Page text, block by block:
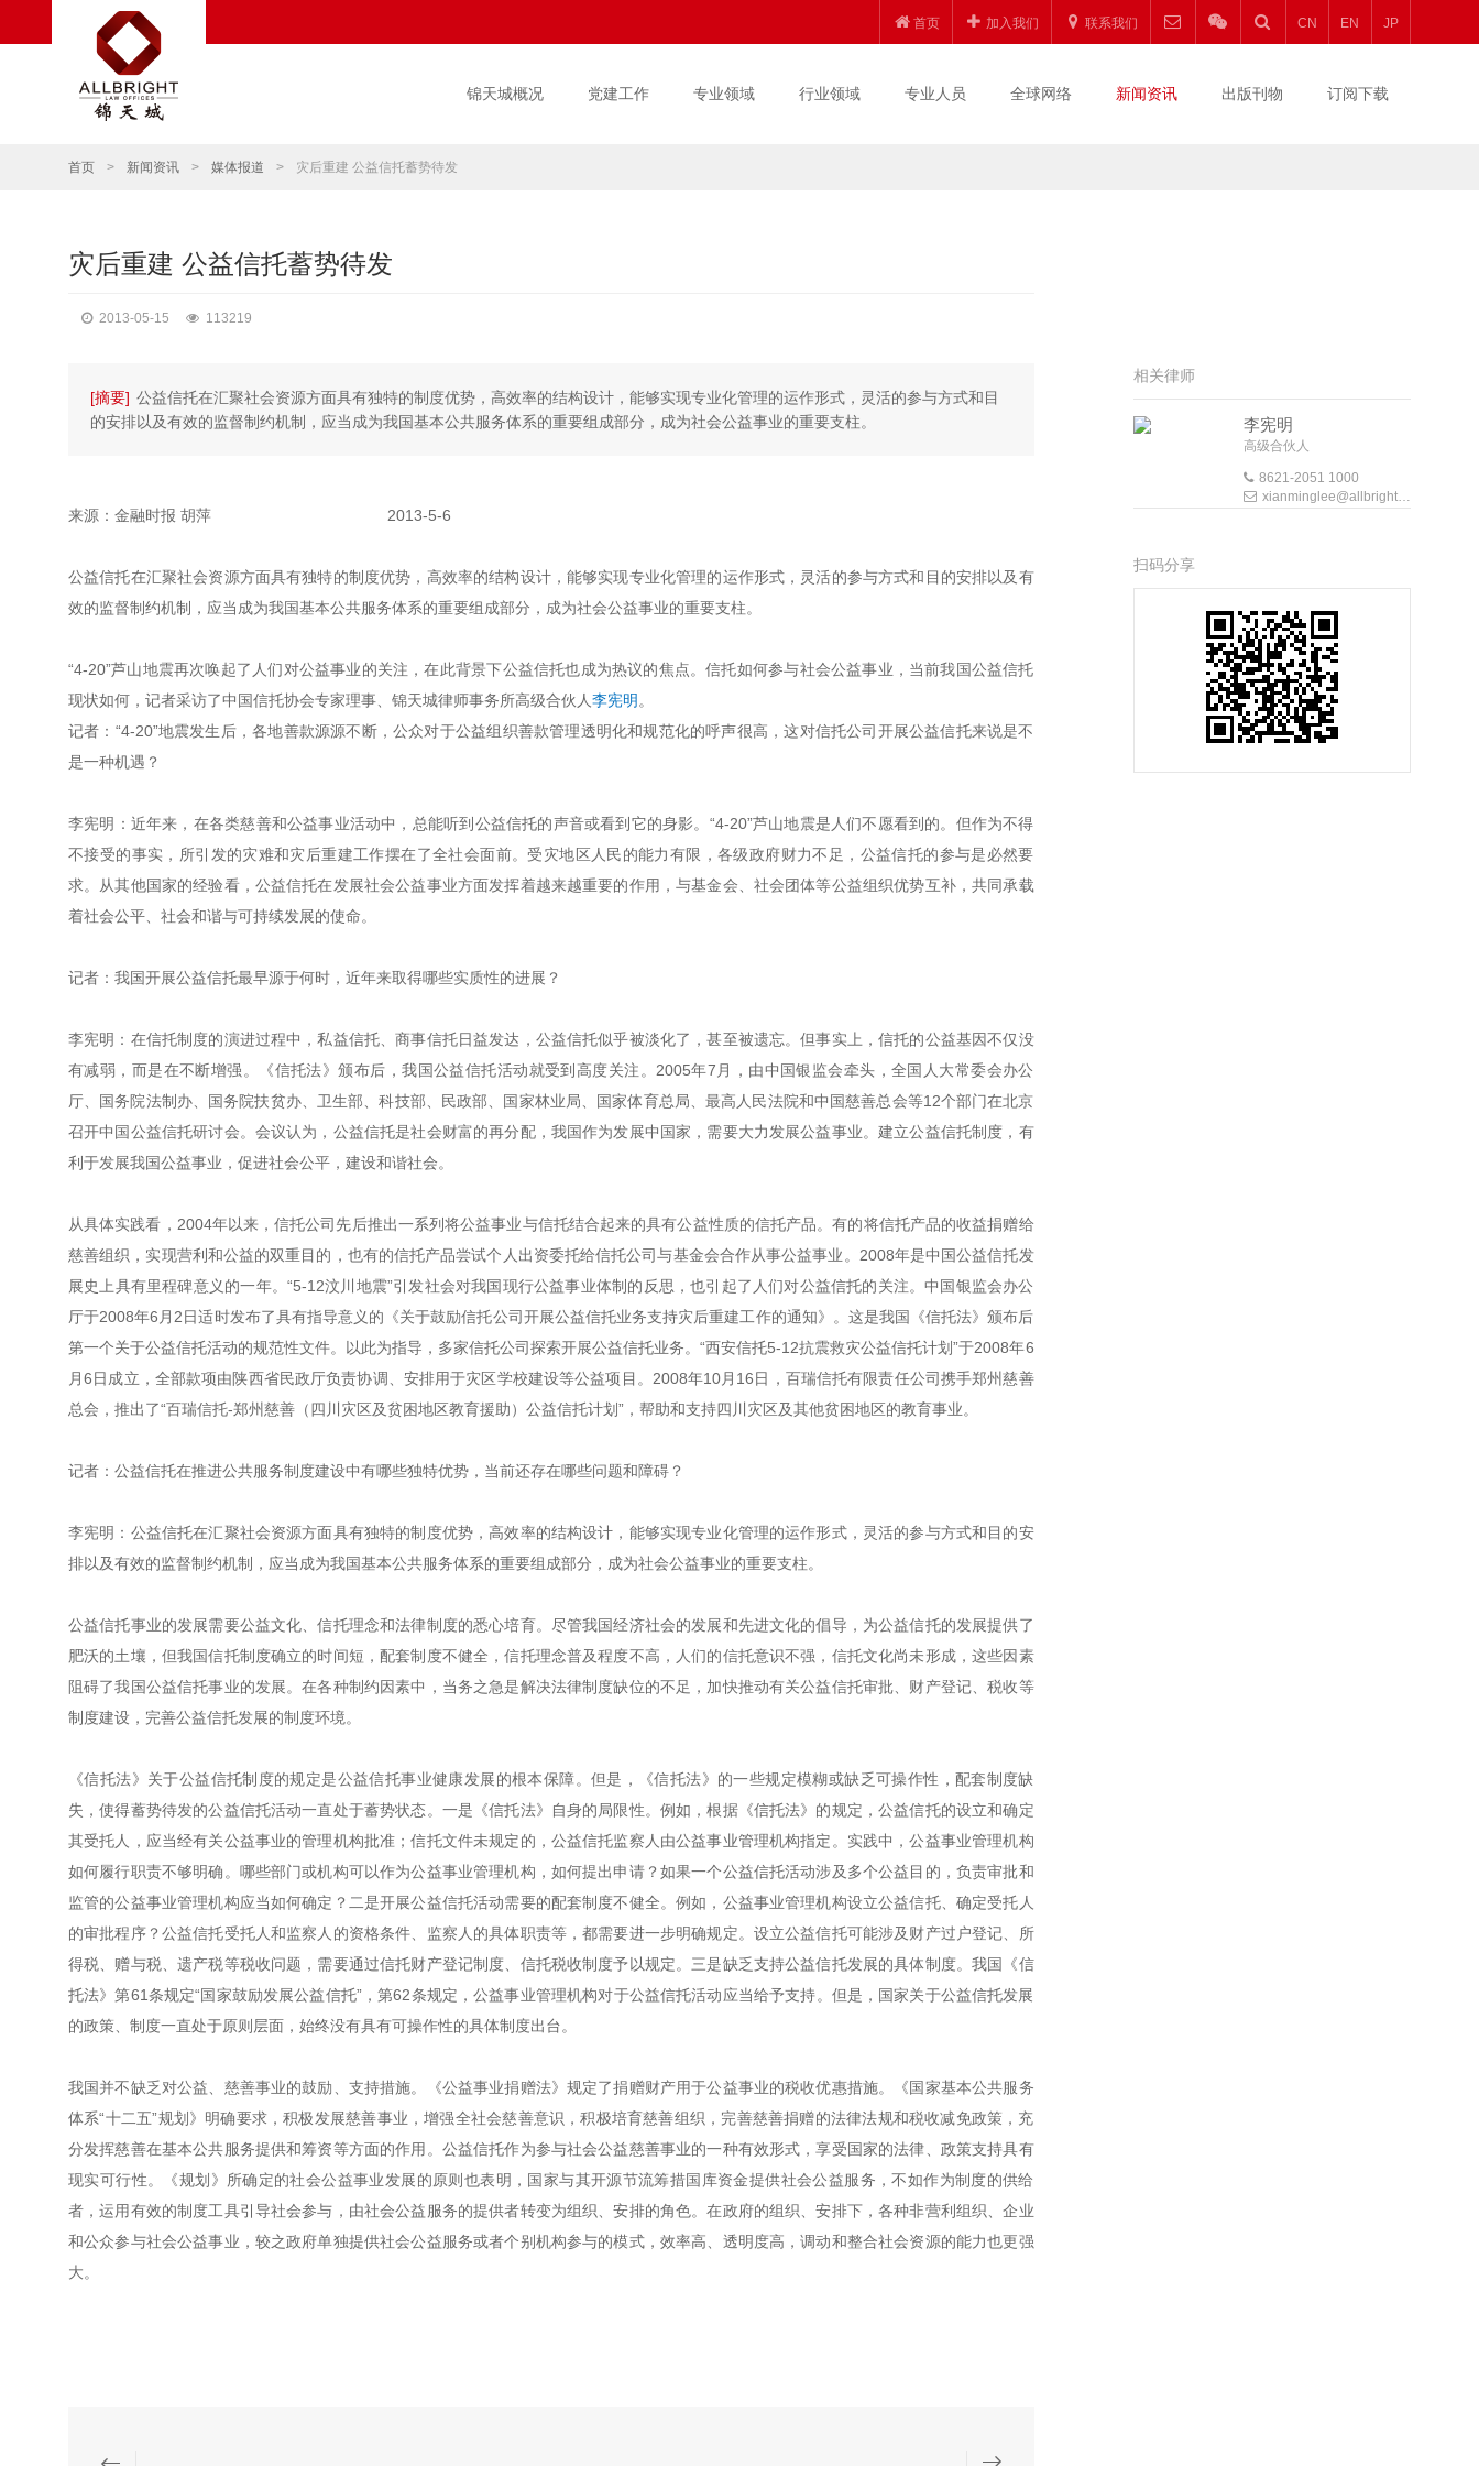
首页 加入我们 联系我们 CN EN JP
锦天城概况 党建工作 专业领域 行业领域 专业人员 全球网络 新闻资讯 出版刊物 订阅下载
首页 > 新闻资讯 > 媒体报道 > 灾后重建 公益信托蓄势待发
灾后重建 公益信托蓄势待发
2013-05-15 113219
[摘要] 公益信托在汇聚社会资源方面具有独特的制度优势，高效率的结构设计，能够实现专业化管理的运作形式，灵活的参与方式和目
的安排以及有效的监督制约机制，应当成为我国基本公共服务体系的重要组成部分，成为社会公益事业的重要支柱。
来源：金融时报 胡萍 2013-5-6
公益信托在汇聚社会资源方面具有独特的制度优势，高效率的结构设计，能够实现专业化管理的运作形式，灵活的参与方式和目的安排以及有
效的监督制约机制，应当成为我国基本公共服务体系的重要组成部分，成为社会公益事业的重要支柱。
“4-20”芦山地震再次唤起了人们对公益事业的关注，在此背景下公益信托也成为热议的焦点。信托如何参与社会公益事业，当前我国公益信托
现状如何，记者采访了中国信托协会专家理事、锦天城律师事务所高级合伙人李宪明 。
记者：“4-20”地震发生后，各地善款源源不断，公众对于公益组织善款管理透明化和规范化的呼声很高，这对信托公司开展公益信托来说是不
是一种机遇？
李宪明：近年来，在各类慈善和公益事业活动中，总能听到公益信托的声音或看到它的身影。“4-20”芦山地震是人们不愿看到的。但作为不得
不接受的事实，所引发的灾难和灾后重建工作摆在了全社会面前。受灾地区人民的能力有限，各级政府财力不足，公益信托的参与是必然要
求。从其他国家的经验看，公益信托在发展社会公益事业方面发挥着越来越重要的作用，与基金会、社会团体等公益组织优势互补，共同承载
着社会公平、社会和谐与可持续发展的使命。
记者：我国开展公益信托最早源于何时，近年来取得哪些实质性的进展？
李宪明：在信托制度的演进过程中，私益信托、商事信托日益发达，公益信托似乎被淡化了，甚至被遗忘。但事实上，信托的公益基因不仅没
有减弱，而是在不断增强。《信托法》颁布后，我国公益信托活动就受到高度关注。2005年7月，由中国银监会牵头，全国人大常委会办公
厅、国务院法制办、国务院扶贫办、卫生部、科技部、民政部、国家林业局、国家体育总局、最高人民法院和中国慈善总会等12个部门在北京
召开中国公益信托研讨会。会议认为，公益信托是社会财富的再分配，我国作为发展中国家，需要大力发展公益事业。建立公益信托制度，有
利于发展我国公益事业，促进社会公平，建设和谐社会。
从具体实践看，2004年以来，信托公司先后推出一系列将公益事业与信托结合起来的具有公益性质的信托产品。有的将信托产品的收益捐赠给
慈善组织，实现营利和公益的双重目的，也有的信托产品尝试个人出资委托给信托公司与基金会合作从事公益事业。2008年是中国公益信托发
展史上具有里程碑意义的一年。“5-12汶川地震”引发社会对我国现行公益事业体制的反思，也引起了人们对公益信托的关注。中国银监会办公
厅于2008年6月2日适时发布了具有指导意义的《关于鼓励信托公司开展公益信托业务支持灾后重建工作的通知》。这是我国《信托法》颁布后
第一个关于公益信托活动的规范性文件。以此为指导，多家信托公司探索开展公益信托业务。“西安信托5-12抗震救灾公益信托计划”于2008年6
月6日成立，全部款项由陕西省民政厅负责协调、安排用于灾区学校建设等公益项目。2008年10月16日，百瑞信托有限责任公司携手郑州慈善
总会，推出了“百瑞信托-郑州慈善（四川灾区及贫困地区教育援助）公益信托计划”，帮助和支持四川灾区及其他贫困地区的教育事业。
记者：公益信托在推进公共服务制度建设中有哪些独特优势，当前还存在哪些问题和障碍？
李宪明：公益信托在汇聚社会资源方面具有独特的制度优势，高效率的结构设计，能够实现专业化管理的运作形式，灵活的参与方式和目的安
排以及有效的监督制约机制，应当成为我国基本公共服务体系的重要组成部分，成为社会公益事业的重要支柱。
公益信托事业的发展需要公益文化、信托理念和法律制度的悉心培育。尽管我国经济社会的发展和先进文化的倡导，为公益信托的发展提供了
肥沃的土壤，但我国信托制度确立的时间短，配套制度不健全，信托理念普及程度不高，人们的信托意识不强，信托文化尚未形成，这些因素
阻碍了我国公益信托事业的发展。在各种制约因素中，当务之急是解决法律制度缺位的不足，加快推动有关公益信托审批、财产登记、税收等
制度建设，完善公益信托发展的制度环境。
《信托法》关于公益信托制度的规定是公益信托事业健康发展的根本保障。但是，《信托法》的一些规定模糊或缺乏可操作性，配套制度缺
失，使得蓄势待发的公益信托活动一直处于蓄势状态。一是《信托法》自身的局限性。例如，根据《信托法》的规定，公益信托的设立和确定
其受托人，应当经有关公益事业的管理机构批准；信托文件未规定的，公益信托监察人由公益事业管理机构指定。实践中，公益事业管理机构
如何履行职责不够明确。哪些部门或机构可以作为公益事业管理机构，如何提出申请？如果一个公益信托活动涉及多个公益目的，负责审批和
监管的公益事业管理机构应当如何确定？ 二是开展公益信托活动需要的配套制度不健全。例如，公益事业管理机构设立公益信托、确定受托人
的审批程序？公益信托受托人和监察人的资格条件、监察人的具体职责等，都需要进一步明确规定。设立公益信托可能涉及财产过户登记、所
得税、赠与税、遗产税等税收问题，需要通过信托财产登记制度、信托税收制度予以规定。三是缺乏支持公益信托发展的具体制度。我国《信
托法》第61条规定“国家鼓励发展公益信托”，第62条规定，公益事业管理机构对于公益信托活动应当给予支持。但是，国家关于公益信托发展
的政策、制度一直处于原则层面，始终没有具有可操作性的具体制度出台。
我国并不缺乏对公益、慈善事业的鼓励、支持措施。《公益事业捐赠法》规定了捐赠财产用于公益事业的税收优惠措施。
《国家基本公共服务
体系“十二五”规划》明确要求，积极发展慈善事业，增强全社会慈善意识，积极培育慈善组织，完善慈善捐赠的法律法规和税收减免政策，充
分发挥慈善在基本公共服务提供和筹资等方面的作用。公益信托作为参与社会公益慈善事业的一种有效形式，享受国家的法律、政策支持具有
现实可行性。《规划》所确定的社会公益事业发展的原则也表明，国家与其开源节流筹措国库资金提供社会公益服务，不如作为制度的供给
者，运用有效的制度工具引导社会参与，由社会公益服务的提供者转变为组织、安排的角色。在政府的组织、安排下，各种非营利组织、企业
和公众参与社会公益事业，较之政府单独提供社会公益服务或者个别机构参与的模式，效率高、透明度高，调动和整合社会资源的能力也更强
大。
相关律师
李宪明
高级合伙人
8621-2051 1000
xianminglee@allbrightlaw.com
扫码分享